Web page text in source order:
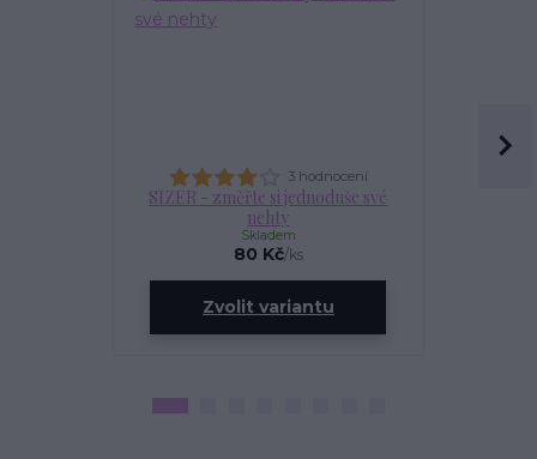
3 hodnocení
SIZER - změřte si jednoduše své
nehty
80 Kč/ks
Skladem
Zvolit variantu